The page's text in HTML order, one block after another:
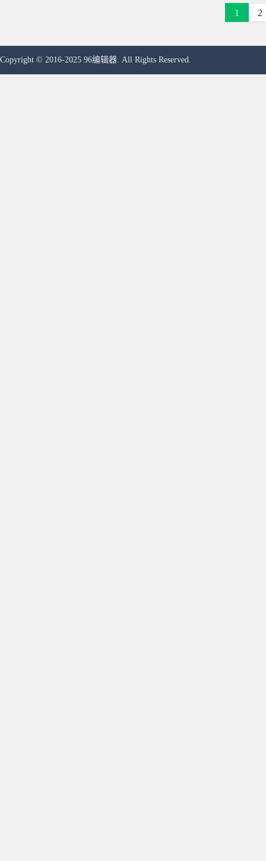
1 2
Copyright © 2016-2025 96编辑器. All Rights Reserved.